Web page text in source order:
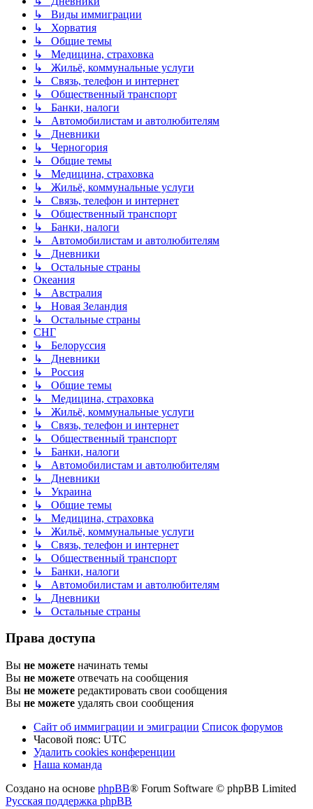
↳ Виды иммиграции
↳ Хорватия
↳ Общие темы
↳ Медицина, страховка
↳ Жильё, коммунальные услуги
↳ Связь, телефон и интернет
↳ Общественный транспорт
↳ Банки, налоги
↳ Автомобилистам и автолюбителям
↳ Дневники
↳ Черногория
↳ Общие темы
↳ Медицина, страховка
↳ Жильё, коммунальные услуги
↳ Связь, телефон и интернет
↳ Общественный транспорт
↳ Банки, налоги
↳ Автомобилистам и автолюбителям
↳ Дневники
↳ Остальные страны
Океания
↳ Австралия
↳ Новая Зеландия
↳ Остальные страны
СНГ
↳ Белоруссия
↳ Дневники
↳ Россия
↳ Общие темы
↳ Медицина, страховка
↳ Жильё, коммунальные услуги
↳ Связь, телефон и интернет
↳ Общественный транспорт
↳ Банки, налоги
↳ Автомобилистам и автолюбителям
↳ Дневники
↳ Украина
↳ Общие темы
↳ Медицина, страховка
↳ Жильё, коммунальные услуги
↳ Связь, телефон и интернет
↳ Общественный транспорт
↳ Банки, налоги
↳ Автомобилистам и автолюбителям
↳ Дневники
↳ Остальные страны
Права доступа
Вы не можете начинать темы
Вы не можете отвечать на сообщения
Вы не можете редактировать свои сообщения
Вы не можете удалять свои сообщения
Сайт об иммиграции и эмиграции Список форумов
Часовой пояс: UTC
Удалить cookies конференции
Наша команда
Создано на основе phpBB® Forum Software © phpBB Limited
Русская поддержка phpBB